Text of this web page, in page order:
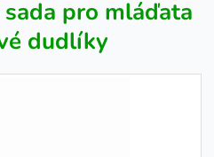
pro mláďata
dudlíky